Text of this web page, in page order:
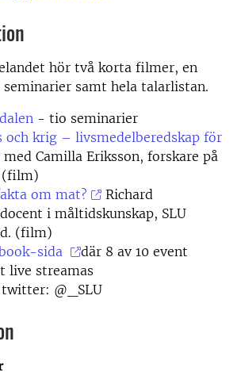
hör två korta filmer, en
samt hela talarlistan.
- tio seminarier
och krig – livsmedelberedskap för
med Camilla Eriksson, forskare på
(film)
om mat?
Richard
i måltidskunskap, SLU
(film)
sida
där 8 av 10 event
live streamas
twitter: @_SLU